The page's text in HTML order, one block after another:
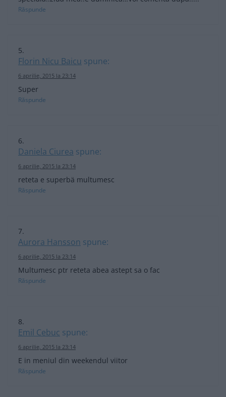
Răspunde
Florin Nicu Baicu spune:
6 aprilie, 2015 la 23:14
Super
Răspunde
Daniela Ciurea spune:
6 aprilie, 2015 la 23:14
reteta e superbä multumesc
Răspunde
Aurora Hansson spune:
6 aprilie, 2015 la 23:14
Multumesc ptr reteta abea astept sa o fac
Răspunde
Emil Cebuc spune:
6 aprilie, 2015 la 23:14
E in meniul din weekendul viitor
Răspunde